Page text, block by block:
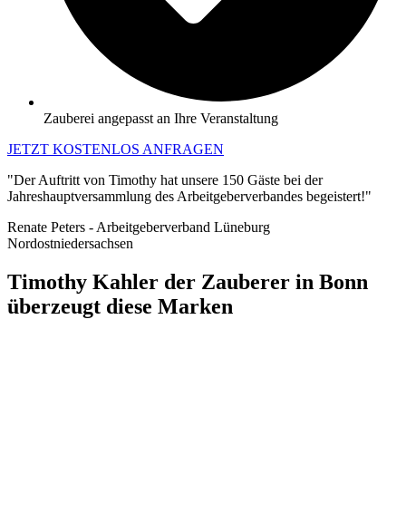
Zauberei angepasst an Ihre Veranstaltung
JETZT KOSTENLOS ANFRAGEN
"Der Auftritt von Timothy hat unsere 150 Gäste bei der
Jahreshauptversammlung des Arbeitgeberverbandes begeistert!"
Renate Peters - Arbeitgeberverband Lüneburg
Nordostniedersachsen
Timothy Kahler der Zauberer in Bonn
überzeugt diese Marken